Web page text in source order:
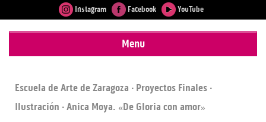
Instagram Facebook YouTube
Menu
Escuela de Arte de Zaragoza · Proyectos Finales ·
Ilustración · Anica Moya. «De Gloria con amor»